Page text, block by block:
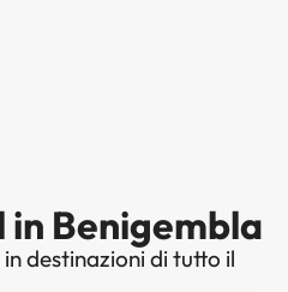
Benigembla
destinazioni di tutto il